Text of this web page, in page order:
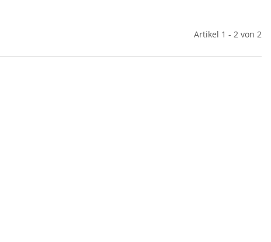
Artikel 1 - 2 von 2